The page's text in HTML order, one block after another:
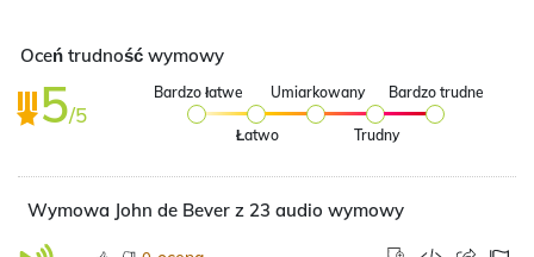
Oceń trudność wymowy
5/5
Bardzo łatwe
Łatwo
Umiarkowany
Trudny
Bardzo trudne
Wymowa John de Bever z 23 audio wymowy